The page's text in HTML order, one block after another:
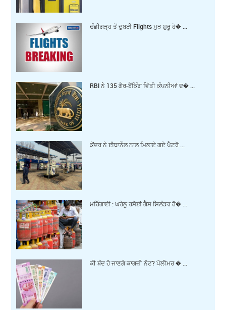
ਚੰਡੀਗੜ੍ਹ ਤੋਂ ਦੁਬਈ Flights ਮੁੜ ਸ਼ੁਰੂ ਹੋ� ...
RBI ਨੇ 135 ਗੈਰ-ਬੈਂਕਿੰਗ ਵਿੱਤੀ ਕੰਪਨੀਆਂ ਦ� ...
ਕੇਂਦਰ ਨੇ ਈਥਾਨੌਲ ਨਾਲ ਮਿਲਾਏ ਗਏ ਪੈਟਰੋ ...
ਮਹਿੰਗਾਈ : ਘਰੇਲੂ ਰਸੋਈ ਗੈਸ ਸਿਲੰਡਰ ਹੋ� ...
ਕੀ ਬੰਦ ਹੋ ਜਾਣਗੇ ਕਾਗਜ਼ੀ ਨੋਟ? ਪੋਲੀਮਰ � ...